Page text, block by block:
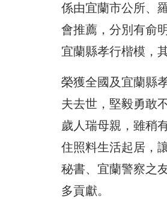
係由宜蘭市公所、
會推薦，分別有俞
宜蘭縣孝行楷模，
榮獲全國及宜蘭縣
夫去世，堅毅勇敢
歲人瑞母親，雖稍
住照料生活起居，
秘書、宜蘭警察之
多貢獻。